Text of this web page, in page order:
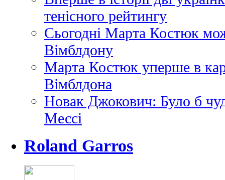
тенісного рейтингу
Сьогодні Марта Костюк
Вімблдону
Марта Костюк уперше в
Вімблдона
Новак Джокович: Було б
Мессі
Roland Garros